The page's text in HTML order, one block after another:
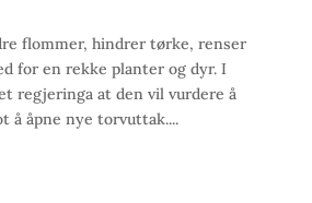
flommer, hindrer tørke, renser
for en rekke planter og dyr. I
regjeringa at den vil vurdere å
å åpne nye torvuttak....